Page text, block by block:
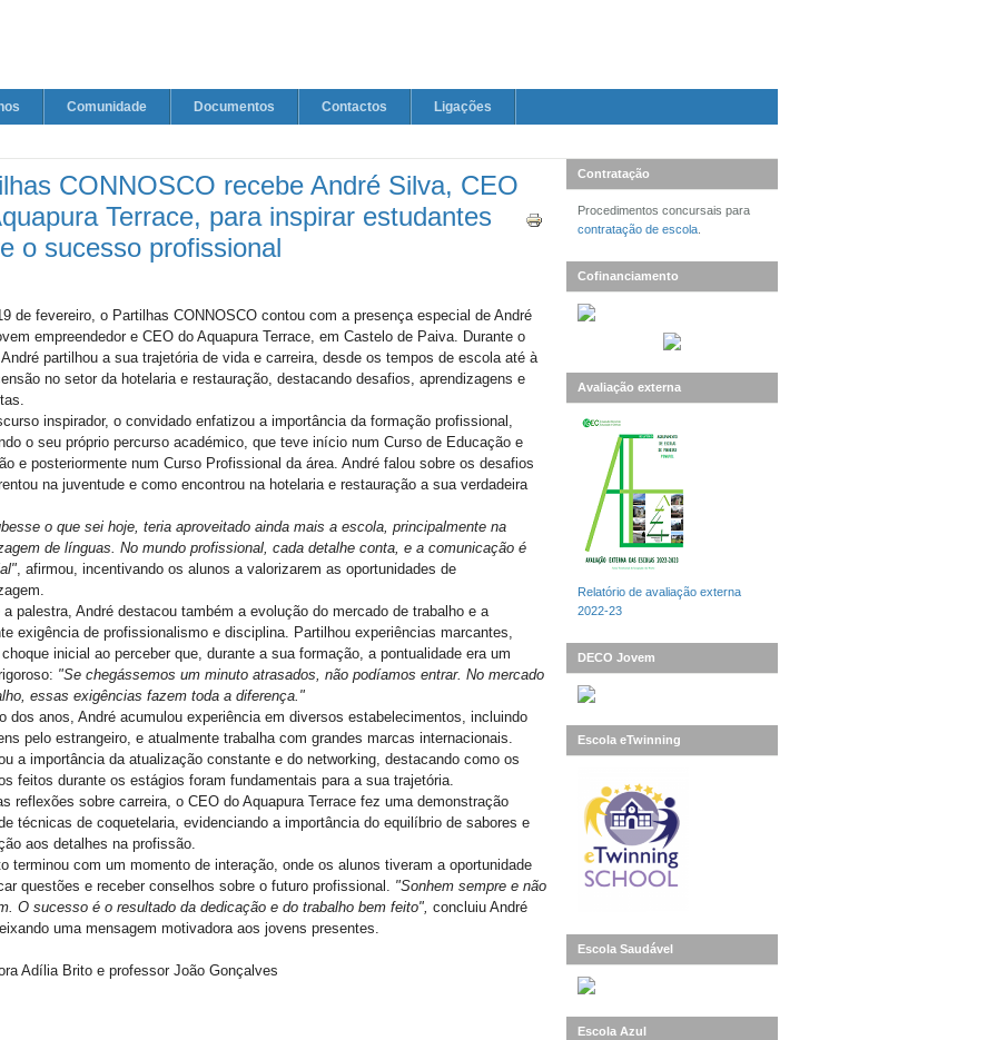
Comunidade Documentos Contactos Ligações
CONNOSCO recebe André Silva, CEO
Terrace, para inspirar estudantes
o sucesso profissional
de fevereiro, o Partilhas CONNOSCO contou com a presença especial de André
empreendedor e CEO do Aquapura Terrace, em Castelo de Paiva. Durante o
partilhou a sua trajetória de vida e carreira, desde os tempos de escola até à
no setor da hotelaria e restauração, destacando desafios, aprendizagens e
inspirador, o convidado enfatizou a importância da formação profissional,
o seu próprio percurso académico, que teve início num Curso de Educação e
e posteriormente num Curso Profissional da área. André falou sobre os desafios
na juventude e como encontrou na hotelaria e restauração a sua verdadeira
o que sei hoje, teria aproveitado ainda mais a escola, principalmente na
de línguas. No mundo profissional, cada detalhe conta, e a comunicação é
, afirmou, incentivando os alunos a valorizarem as oportunidades de
a palestra, André destacou também a evolução do mercado de trabalho e a
exigência de profissionalismo e disciplina. Partilhou experiências marcantes,
inicial ao perceber que, durante a sua formação, a pontualidade era um
"Se chegássemos um minuto atrasados, não podíamos entrar. No mercado
essas exigências fazem toda a diferença."
dos anos, André acumulou experiência em diversos estabelecimentos, incluindo
pelo estrangeiro, e atualmente trabalha com grandes marcas internacionais.
a importância da atualização constante e do networking, destacando como os
feitos durante os estágios foram fundamentais para a sua trajetória.
reflexões sobre carreira, o CEO do Aquapura Terrace fez uma demonstração
técnicas de coquetelaria, evidenciando a importância do equilíbrio de sabores e
aos detalhes na profissão.
terminou com um momento de interação, onde os alunos tiveram a oportunidade
questões e receber conselhos sobre o futuro profissional. "Sonhem sempre e não
O sucesso é o resultado da dedicação e do trabalho bem feito", concluiu André
uma mensagem motivadora aos jovens presentes.
Adília Brito e professor João Gonçalves
Contratação
Procedimentos concursais para
contratação de escola
Cofinanciamento
Avaliação externa
Relatório de avaliação externa
2022-23
DECO Jovem
Escola eTwinning
Escola Saudável
Escola Azul